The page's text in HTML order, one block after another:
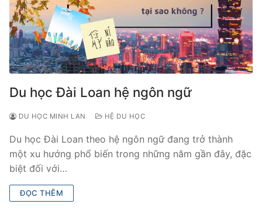
Du học Đài Loan hệ ngôn ngữ
DU HỌC MINH LAN HỆ DU HỌC
Du học Đài Loan theo hệ ngôn ngữ đang trở thành
một xu hướng phổ biến trong những năm gần đây, đặc
biệt đối với…
ĐỌC THÊM